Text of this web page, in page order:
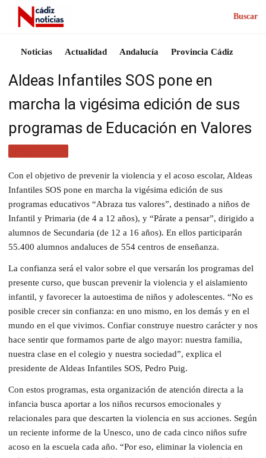
Buscar
Noticias Actualidad Andalucía Provincia Cádiz
Aldeas Infantiles SOS pone en
marcha la vigésima edición de sus
programas de Educación en Valores
Con el objetivo de prevenir la violencia y el acoso escolar, Aldeas
Infantiles SOS pone en marcha la vigésima edición de sus
programas educativos “Abraza tus valores”, destinado a niños de
Infantil y Primaria (de 4 a 12 años), y “Párate a pensar”, dirigido a
alumnos de Secundaria (de 12 a 16 años). En ellos participarán
55.400 alumnos andaluces de 554 centros de enseñanza.
La confianza será el valor sobre el que versarán los programas del
presente curso, que buscan prevenir la violencia y el aislamiento
infantil, y favorecer la autoestima de niños y adolescentes. “No es
posible crecer sin confianza: en uno mismo, en los demás y en el
mundo en el que vivimos. Confiar construye nuestro carácter y nos
hace sentir que formamos parte de algo mayor: nuestra familia,
nuestra clase en el colegio y nuestra sociedad”, explica el
presidente de Aldeas Infantiles SOS, Pedro Puig.
Con estos programas, esta organización de atención directa a la
infancia busca aportar a los niños recursos emocionales y
relacionales para que descarten la violencia en sus acciones. Según
un reciente informe de la Unesco, uno de cada cinco niños sufre
acoso en la escuela cada año. “Por eso, eliminar la violencia en